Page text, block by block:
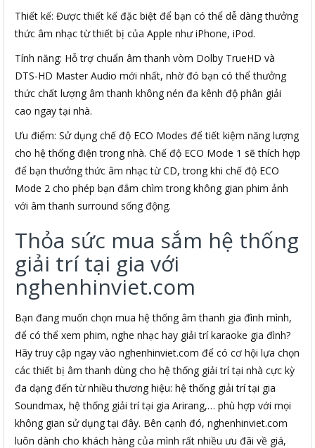
Thiết kế: Được thiết kế đặc biệt để bạn có thể dễ dàng thưởng
thức âm nhạc từ thiết bị của Apple như iPhone, iPod.
Tính năng: Hỗ trợ chuẩn âm thanh vòm Dolby TrueHD và
DTS-HD Master Audio mới nhất, nhờ đó bạn có thể thưởng
thức chất lượng âm thanh không nén đa kênh độ phân giải
cao ngay tại nhà.
Ưu điểm: Sử dụng chế độ ECO Modes để tiết kiệm năng lượng
cho hệ thống điện trong nhà. Chế độ ECO Mode 1 sẽ thích hợp
để bạn thưởng thức âm nhạc từ CD, trong khi chế độ ECO
Mode 2 cho phép bạn đắm chìm trong không gian phim ảnh
với âm thanh surround sống động.
Thỏa sức mua sắm hệ thống
giải trí tại gia với
nghenhinviet.com
Bạn đang muốn chọn mua hệ thống âm thanh gia đình mình,
để có thể xem phim, nghe nhạc hay giải trí karaoke gia đình?
Hãy truy cập ngay vào nghenhinviet.com để có cơ hội lựa chọn
các thiết bị âm thanh dùng cho hệ thống giải trí tại nhà cực kỳ
đa dạng đến từ nhiều thương hiệu: hệ thống giải trí tại gia
Soundmax, hệ thống giải trí tại gia Arirang,… phù hợp với mọi
không gian sử dụng tại đây. Bên cạnh đó, nghenhinviet.com
luôn dành cho khách hàng của mình rất nhiều ưu đãi về giá,